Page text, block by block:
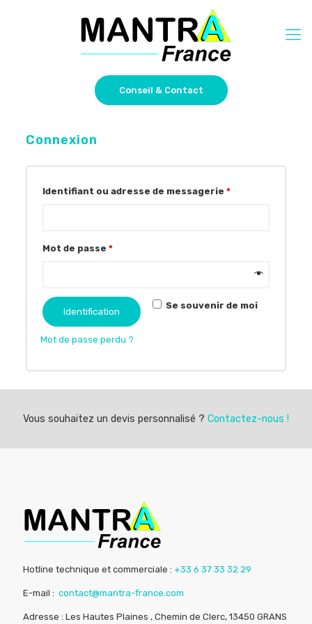
Conseil & Contact
Connexion
Identifiant ou adresse de messagerie *
Mot de passe *
Se souvenir de moi
Identification
Mot de passe perdu ?
Vous souhaitez un devis personnalisé ? Contactez-nous !
Hotline technique et commerciale : +33 6 37 33 32 29
E-mail : contact@mantra-france.com
Adresse : Les Hautes Plaines , Chemin de Clerc, 13450 GRANS